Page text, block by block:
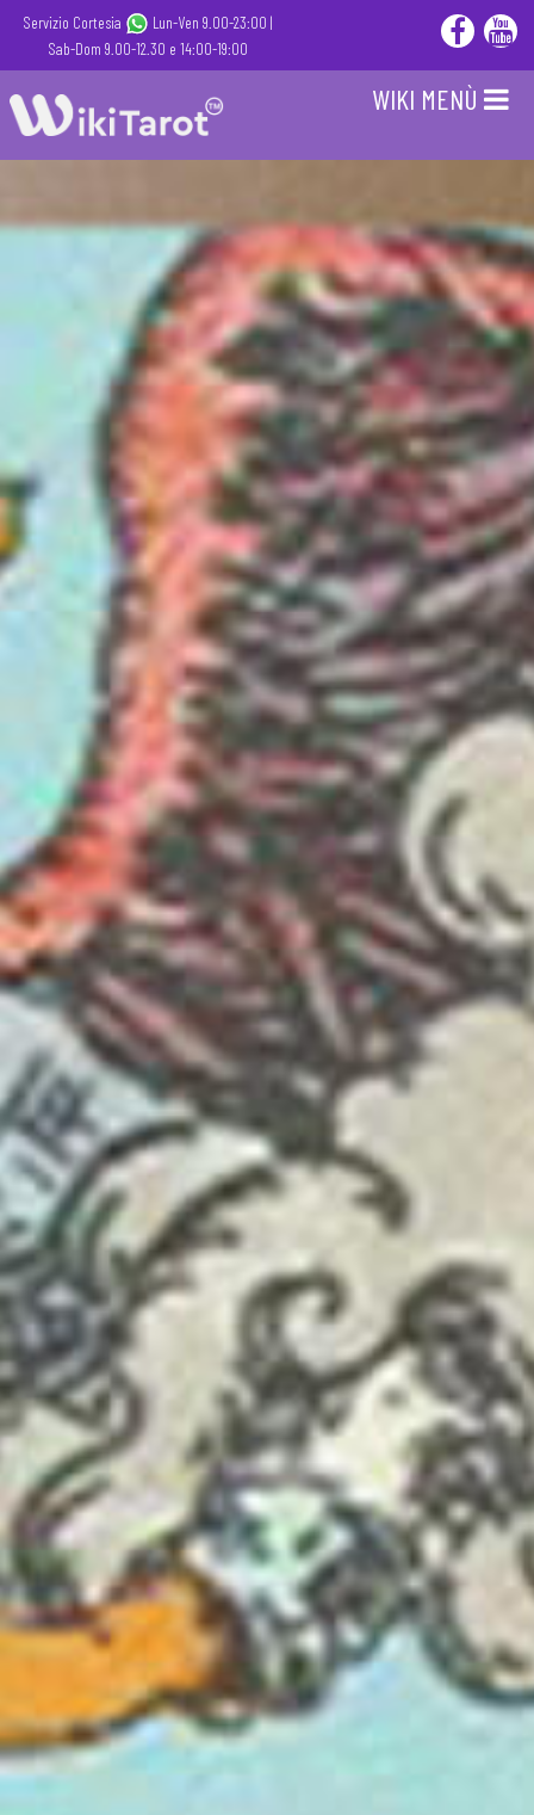
Servizio Cortesia
Lun-Ven 9.00-23:00 |
Sab-Dom 9.00-12.30 e 14:00-19:00
WIKI MENÙ